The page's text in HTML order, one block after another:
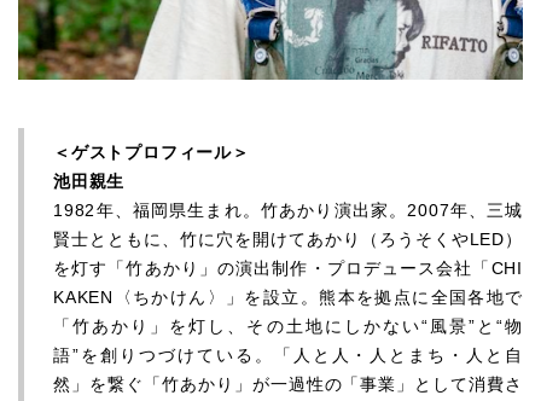
＜ゲストプロフィール＞
池田親生
1982年、福岡県生まれ。竹あかり演出家。2007年、三城
賢士とともに、竹に穴を開けてあかり（ろうそくやLED）
を灯す「竹あかり」の演出制作・プロデュース会社「CHI
KAKEN〈ちかけん〉」を設立。熊本を拠点に全国各地で
「竹あかり」を灯し、その土地にしかない“風景”と“物
語”を創りつづけている。「人と人・人とまち・人と自
然」を繋ぐ「竹あかり」が一過性の「事業」として消費さ